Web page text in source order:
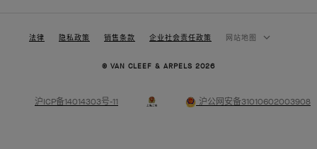
法律 隐私政策 销售条款 企业社会责任政策 网站地图
© VAN CLEEF & ARPELS 2026
沪ICP备14014303号-11 沪公网安备31010602003908